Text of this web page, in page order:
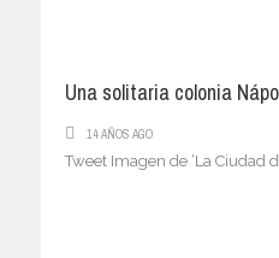
Una solitaria colonia
14 AÑOS AGO
Tweet Imagen de ‘La Ciudad